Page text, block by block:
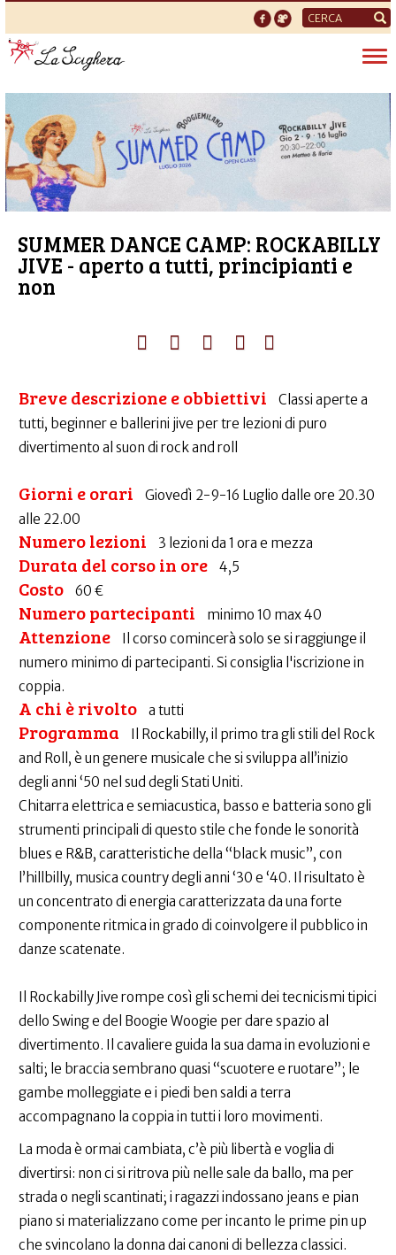
Form
di
ricerca
SUMMER DANCE CAMP: ROCKABILLY
JIVE - aperto a tutti, principianti e
non
Breve descrizione e obbiettivi
Classi aperte a
tutti, beginner e ballerini jive per tre lezioni di puro
divertimento al suon di rock and roll
Giorni e orari
Giovedì 2-9-16 Luglio dalle ore 20.30
alle 22.00
Numero lezioni 3 lezioni da 1 ora e mezza
Durata del corso in ore 4,5
Costo 60 €
Numero partecipanti minimo 10 max 40
Attenzione
Il corso comincerà solo se si raggiunge il
numero minimo di partecipanti. Si consiglia l'iscrizione in
coppia.
A chi è rivolto a tutti
Programma
Il Rockabilly, il primo tra gli stili del Rock
and Roll, è un genere musicale che si sviluppa all’inizio
degli anni ‘50 nel sud degli Stati Uniti.
Chitarra elettrica e semiacustica, basso e batteria sono gli
strumenti principali di questo stile che fonde le sonorità
blues e R&B, caratteristiche della “black music”, con
l’hillbilly, musica country degli anni ‘30 e ‘40. Il risultato è
un concentrato di energia caratterizzata da una forte
componente ritmica in grado di coinvolgere il pubblico in
danze scatenate.
Il Rockabilly Jive rompe così gli schemi dei tecnicismi tipici
dello Swing e del Boogie Woogie per dare spazio al
divertimento. Il cavaliere guida la sua dama in evoluzioni e
salti; le braccia sembrano quasi “scuotere e ruotare”; le
gambe molleggiate e i piedi ben saldi a terra
accompagnano la coppia in tutti i loro movimenti.
La moda è ormai cambiata, c’è più libertà e voglia di
divertirsi: non ci si ritrova più nelle sale da ballo, ma per
strada o negli scantinati; i ragazzi indossano jeans e pian
piano si materializzano come per incanto le prime pin up
che svincolano la donna dai canoni di bellezza classici.